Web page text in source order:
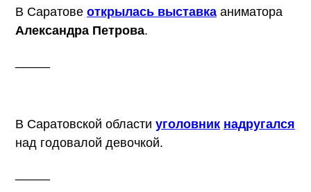
В Саратове открылась выставка аниматора
Александра Петрова.
В Саратовской области уголовник надругался
над годовалой девочкой.